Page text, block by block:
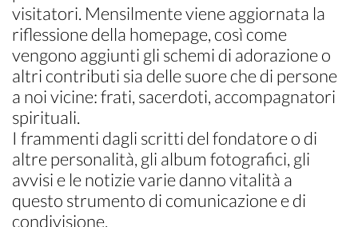
visitatori. Mensilmente viene aggiornata la
riflessione della homepage, così come
vengono aggiunti gli schemi di adorazione o
altri contributi sia delle suore che di persone
a noi vicine: frati, sacerdoti, accompagnatori
spirituali.
I frammenti dagli scritti del fondatore o di
altre personalità, gli album fotografici, gli
avvisi e le notizie varie danno vitalità a
questo strumento di comunicazione e di
condivisione.